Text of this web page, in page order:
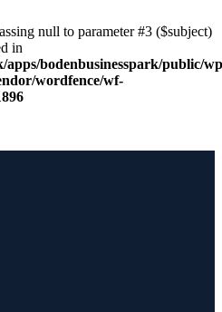
null to parameter #3 ($subject)
in
apps/bodenbusinesspark/public/
wordfence/wf-